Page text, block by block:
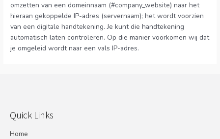
omzetten van een domeinnaam (#company_website) naar het
hieraan gekoppelde IP-adres (servernaam); het wordt voorzien
van een digitale handtekening. Je kunt die handtekening
automatisch laten controleren. Op die manier voorkomen wij dat
je omgeleid wordt naar een vals IP-adres.
Quick Links
Home